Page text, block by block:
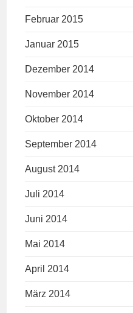
Februar 2015
Januar 2015
Dezember 2014
November 2014
Oktober 2014
September 2014
August 2014
Juli 2014
Juni 2014
Mai 2014
April 2014
März 2014